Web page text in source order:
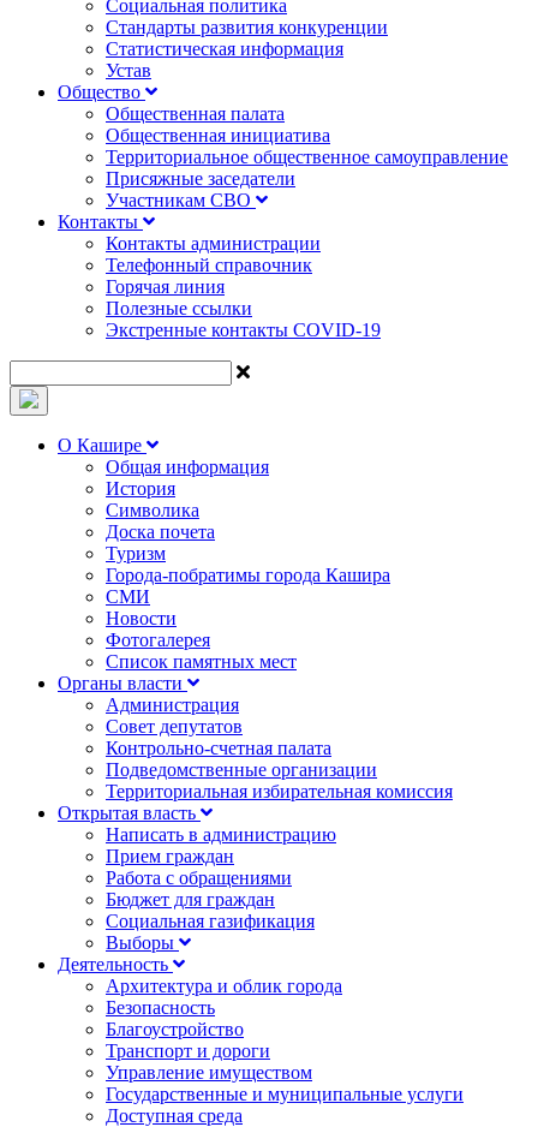
Социальная политика
Стандарты развития конкуренции
Статистическая информация
Устав
Общество
Общественная палата
Общественная инициатива
Территориальное общественное самоуправление
Присяжные заседатели
Участникам СВО
Контакты
Контакты администрации
Телефонный справочник
Горячая линия
Полезные ссылки
Экстренные контакты COVID-19
О Кашире
Общая информация
История
Символика
Доска почета
Туризм
Города-побратимы города Кашира
СМИ
Новости
Фотогалерея
Список памятных мест
Органы власти
Администрация
Совет депутатов
Контрольно-счетная палата
Подведомственные организации
Территориальная избирательная комиссия
Открытая власть
Написать в администрацию
Прием граждан
Работа с обращениями
Бюджет для граждан
Социальная газификация
Выборы
Деятельность
Архитектура и облик города
Безопасность
Благоустройство
Транспорт и дороги
Управление имуществом
Государственные и муниципальные услуги
Доступная среда